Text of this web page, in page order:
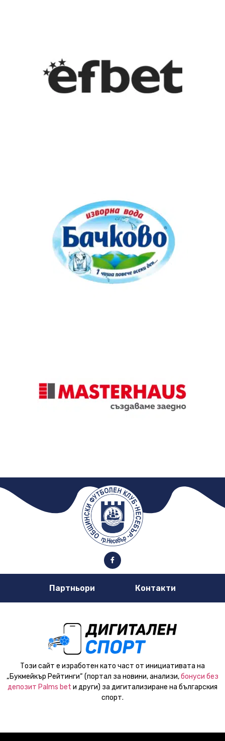
Партньори Контакти
Този сайт е изработен като част от инициативата на
„Букмейкър Рейтинги“ (портал за новини, анализи,бонуси без
депозит Palms bet и други) за дигитализиране на българския
спорт.